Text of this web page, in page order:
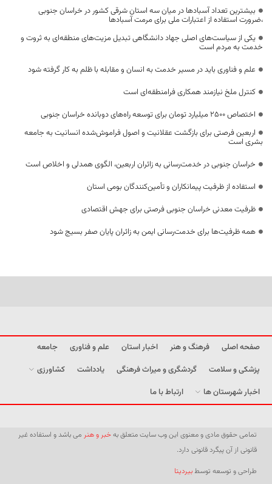
بیشترین تعداد آسبادها در میان سه استان شرقی کشور در خراسان جنوبی
،ضرورت استفاده از اعتبارات ملی برای مرمت آسبادها
یکی از سیاست‌های اصلی جهاد دانشگاهی تبدیل مزیت‌های منطقه‌ای به ثروت و
خدمت به مردم است
علم و فناوری باید در مسیر خدمت به انسان و مقابله با ظلم به کار گرفته شود
کنترل ملخ نیازمند همکاری فرامنطقه‌ای است
اختصاص 2500 میلیارد تومان برای توسعه راه‌های دوبانده خراسان جنوبی
اربعین فرصتی برای بازگشت عقلانیت و اصول فراموش‌شده انسانیت به جامعه
بشری است
خراسان جنوبی در خدمت‌رسانی به زائران اربعین، الگوی همدلی و اخلاص است
استفاده از ظرفیت پیمانکاران و تأمین‌کنندگان بومی استان
ظرفیت معدنی خراسان جنوبی فرصتی برای جهش اقتصادی
همه ظرفیت‌ها برای خدمت‌رسانی ایمن به زائران پایان صفر بسیج شود
صفحه اصلی فرهنگ و هنر اخبار استان علم و فناوری
جامعه
پزشکی و سلامت
گردشگری و میراث فرهنگی یادداشت
کشاورزی
اخبار شهرستان ها
ارتباط با ما
تمامی حقوق مادی و معنوی این وب سایت متعلق بهخبر و هنر می باشد و استفاده غیر
قانونی از آن پیگرد قانونی دارد.
طراحی و توسعه توسطبیردیتا